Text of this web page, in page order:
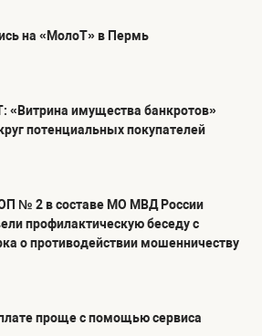
на «МолоТ» в Пермь
имущества банкротов»
потенциальных покупателей
№ 2 в составе МО МВД России
профилактическую беседу с
о противодействии мошенничеству
проще с помощью сервиса